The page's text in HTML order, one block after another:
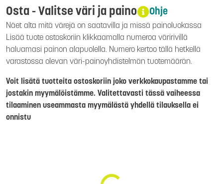
Osta - Valitse väri ja paino Ohje
Näet alta mitä värejä on saatavilla ja missä painoluokassa
Lisää tuote ostoskoriin klikkaamalla numeroa väririvillä
haluamasi painon alapuolella. Numero kertoo tällä hetkellä
varastossa olevan väri-painoyhdistelmän tuotemäärän.
Voit lisätä tuotteita ostoskoriin joko verkkokaupastamme tai
jostakin myymälöistämme. Valitettavasti tässä vaiheessa
tilaaminen useammasta myymälästä yhdellä tilauksella ei
onnistu